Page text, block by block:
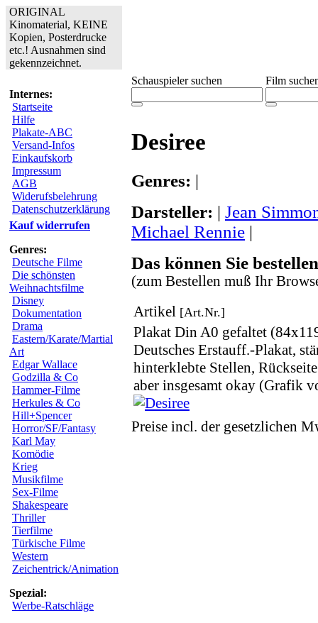
ORIGINAL
Kinomaterial, KEINE
Kopien, Posterdrucke
etc.! Ausnahmen sind
gekennzeichnet.
Internes:
Startseite
Hilfe
Plakate-ABC
Versand-Infos
Einkaufskorb
Impressum
AGB
Widerufsbelehrung
Datenschutzerklärung
Kauf widerrufen
Genres:
Deutsche Filme
Die schönsten
Weihnachtsfilme
Disney
Dokumentation
Drama
Eastern/Karate/Martial
Art
Edgar Wallace
Godzilla & Co
Hammer-Filme
Herkules & Co
Hill+Spencer
Horror/SF/Fantasy
Karl May
Komödie
Krieg
Musikfilme
Sex-Filme
Shakespeare
Thriller
Tierfilme
Türkische Filme
Western
Zeichentrick/Animation
Spezial:
Werbe-Ratschläge
Schauspieler suchen Film
Desiree
Genres: |
Darsteller: | Jean
Michael Rennie |
Das können Sie
(zum Bestellen muß Ihr
Artikel [Art.Nr.]
Plakat Din A0 gefaltet
Deutsches Erstauff.-Plakat,
hinterklebte Stellen,
aber insgesamt okay (Grafik
Preise incl. der gesetzlichen